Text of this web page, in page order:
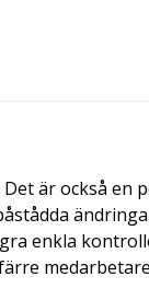
är också en
enkla